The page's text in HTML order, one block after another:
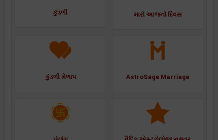
કુંડળી મારો આજનો દિવસ
કુંડળી મેળાપ AstroSage Marriage